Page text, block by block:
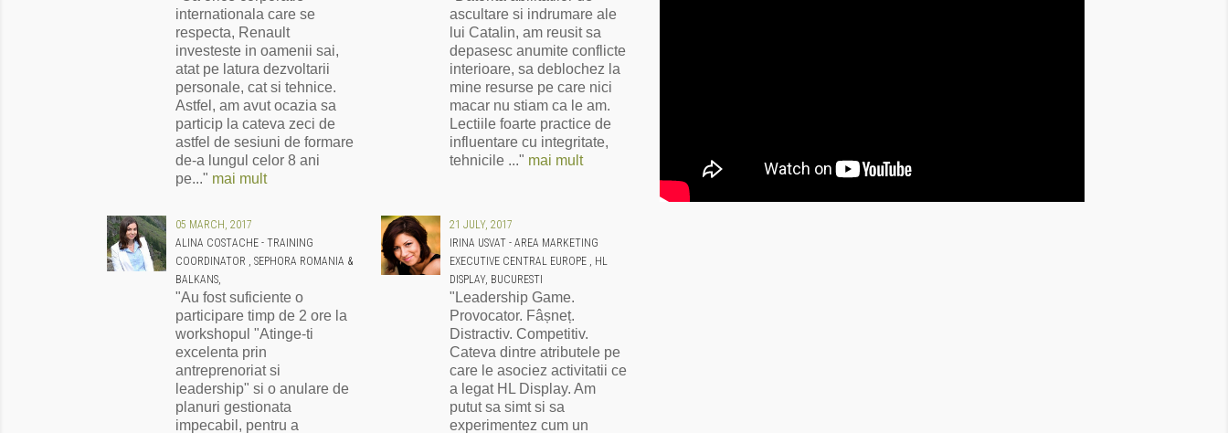
internationala care se
respecta, Renault
investeste in oamenii sai,
atat pe latura dezvoltarii
personale, cat si tehnice.
Astfel, am avut ocazia sa
particip la cateva zeci de
astfel de sesiuni de formare
de-a lungul celor 8 ani
pe..." mai mult
ascultare si indrumare ale
lui Catalin, am reusit sa
depasesc anumite conflicte
interioare, sa deblochez la
mine resurse pe care nici
macar nu stiam ca le am.
Lectiile foarte practice de
influentare cu integritate,
tehnicile ..." mai mult
05 MARCH, 2017
ALINA COSTACHE - TRAINING
COORDINATOR , SEPHORA ROMANIA &
BALKANS,
"Au fost suficiente o
participare timp de 2 ore la
workshopul "Atinge-ti
excelenta prin
antreprenoriat si
leadership" si o anulare de
planuri gestionata
impecabil, pentru a
21 JULY, 2017
IRINA USVAT - AREA MARKETING
EXECUTIVE CENTRAL EUROPE , HL
DISPLAY, BUCURESTI
"Leadership Game.
Provocator. Fâșneț.
Distractiv. Competitiv.
Cateva dintre atributele pe
care le asociez activitatii ce
a legat HL Display. Am
putut sa simt si sa
experimentez cum un